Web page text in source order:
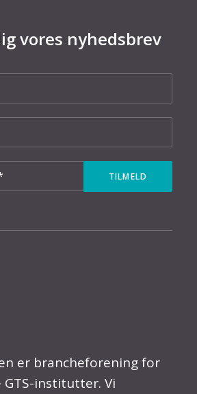
vores nyhedsbrev
er brancheforening for
GTS-institutter. Vi